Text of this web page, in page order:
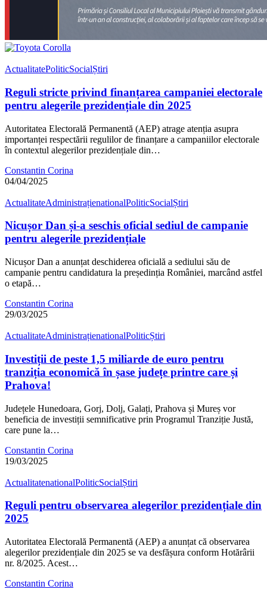
ActualitatePoliticSocialȘtiri
Reguli stricte privind finanțarea campaniei electorale
pentru alegerile prezidențiale din 2025
Autoritatea Electorală Permanentă (AEP) atrage atenția asupra
importanței respectării regulilor de finanțare a campaniilor electorale
în contextul alegerilor prezidențiale din…
Constantin Corina
04/04/2025
ActualitateAdministrațienationalPoliticSocialȘtiri
Nicușor Dan și-a seschis oficial sediul de campanie
pentru alegerile prezidențiale
Nicușor Dan a anunțat deschiderea oficială a sediului său de
campanie pentru candidatura la președinția României, marcând astfel
o etapă…
Constantin Corina
29/03/2025
ActualitateAdministrațienationalPoliticȘtiri
Investiții de peste 1,5 miliarde de euro pentru
tranziția economică în șase județe printre care și
Prahova!
Județele Hunedoara, Gorj, Dolj, Galați, Prahova și Mureș vor
beneficia de investiții semnificative prin Programul Tranziție Justă,
care pune la…
Constantin Corina
19/03/2025
ActualitatenationalPoliticSocialȘtiri
Reguli pentru observarea alegerilor prezidențiale din
2025
Autoritatea Electorală Permanentă (AEP) a anunțat că observarea
alegerilor prezidențiale din 2025 se va desfășura conform Hotărârii
nr. 8/2025. Acest…
Constantin Corina